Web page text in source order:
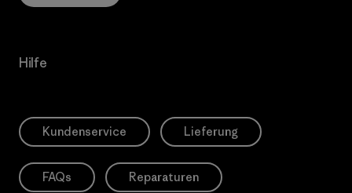
Hilfe
Kundenservice Lieferung
FAQs Reparaturen